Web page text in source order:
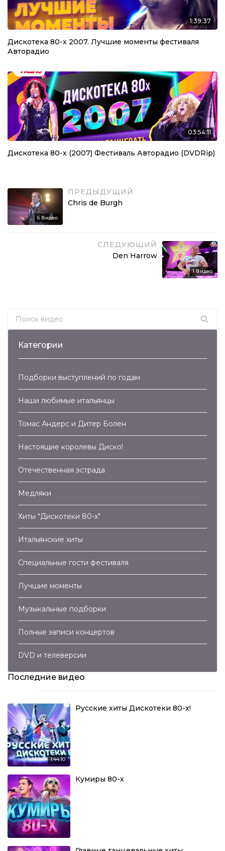
1:39:37
Дискотека 80-х 2007. Лучшие моменты фестиваля
Авторадио
03:54:11
Дискотека 80-х (2007) Фестиваль Авторадио (DVDRip)
6 Видео
ПРЕДЫДУЩИЙ
Chris de Burgh
СЛЕДУЮЩИЙ
Den Harrow
1Видео
Search for:
Категории
Подборки выступлений по годам
Наши любимые итальянцы
Томас Андерс и Дитер Болен
Настоящие королевы Диско!
Отечественная эстрада
Медляки
Хиты "Дискотеки 80-х"
Итальянские хиты
Специальные гости фестиваля
Лучшие моменты
Музыкальные подборки
Полные записи концертов
DVD и телеверсии
Последние видео
1:44:10
Русские хиты Дискотеки 80-х!
Кумиры 80-х